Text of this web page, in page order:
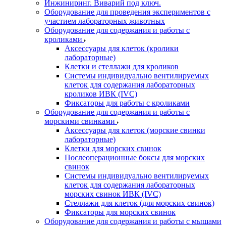
Инжиниринг. Виварий под ключ.
Оборудование для проведения экспериментов с
участием лабораторных животных
Оборудование для содержания и работы с
кроликами
Аксессуары для клеток (кролики
лабораторные)
Клетки и стеллажи для кроликов
Системы индивидуально вентилируемых
клеток для содержания лабораторных
кроликов ИВК (IVC)
Фиксаторы для работы с кроликами
Оборудование для содержания и работы с
морскими свинками
Аксессуары для клеток (морские свинки
лабораторные)
Клетки для морских свинок
Послеоперационные боксы для морских
свинок
Системы индивидуально вентилируемых
клеток для содержания лабораторных
морских свинок ИВК (IVC)
Стеллажи для клеток (для морских свинок)
Фиксаторы для морских свинок
Оборудование для содержания и работы с мышами